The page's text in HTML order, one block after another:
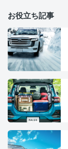
お役立ち記事